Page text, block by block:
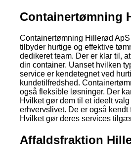
Containertømning
Containertømning Hillerød
tilbyder hurtige og effektive
dedikeret team. Der er klar til,
din container. Uanset hvilken
service er kendetegnet ved
kundetilfredshed.
også fleksible løsninger. Der
Hvilket gør dem til et ideelt
erhvervslivet. De er også kendt
Hvilket gør deres services
Affaldsfraktion